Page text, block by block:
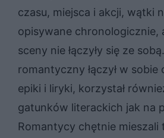
czasu, miejsca i akcji, wątki
opisywane chronologicznie,
sceny nie łączyły się ze
romantyczny łączył w sobie
epiki i liryki, korzystał
gatunków literackich jak na
Romantycy chętnie mieszali